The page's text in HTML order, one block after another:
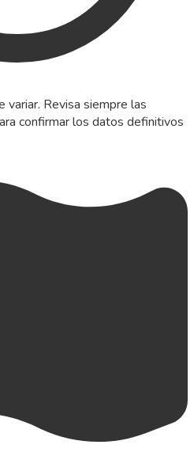
variar. Revisa siempre las
confirmar los datos definitivos